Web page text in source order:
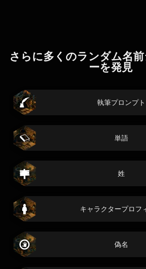
さらに多くのランダム名
ーを発見
執筆プロンプト
単語
姓
キャラクタープロフ
偽名